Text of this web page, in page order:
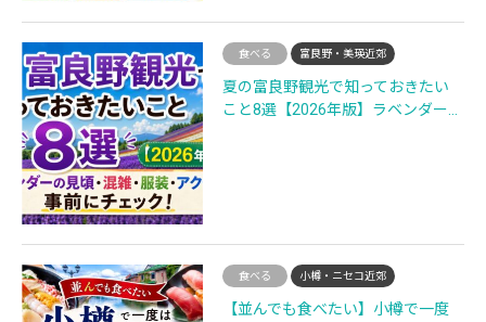
食べる 富良野・美瑛近郊
夏の富良野観光で知っておきたい
こと8選【2026年版】ラベンダー…
食べる 小樽・ニセコ近郊
【並んでも食べたい】小樽で一度